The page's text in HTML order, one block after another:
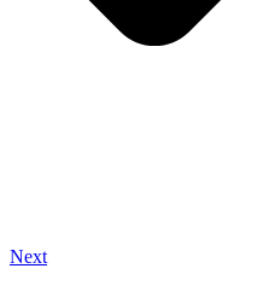
Next